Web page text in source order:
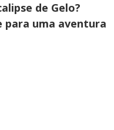
de Gelo?
para uma aventura